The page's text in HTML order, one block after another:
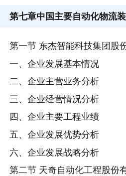
第七章中国主要自动化物流
第一节 东杰智能科技集团股
一、企业发展基本情况
二、企业主营业务分析
三、企业经营情况分析
四、企业主要工程业绩
五、企业发展优势分析
六、企业发展战略分析
第二节 天奇自动化工程股份